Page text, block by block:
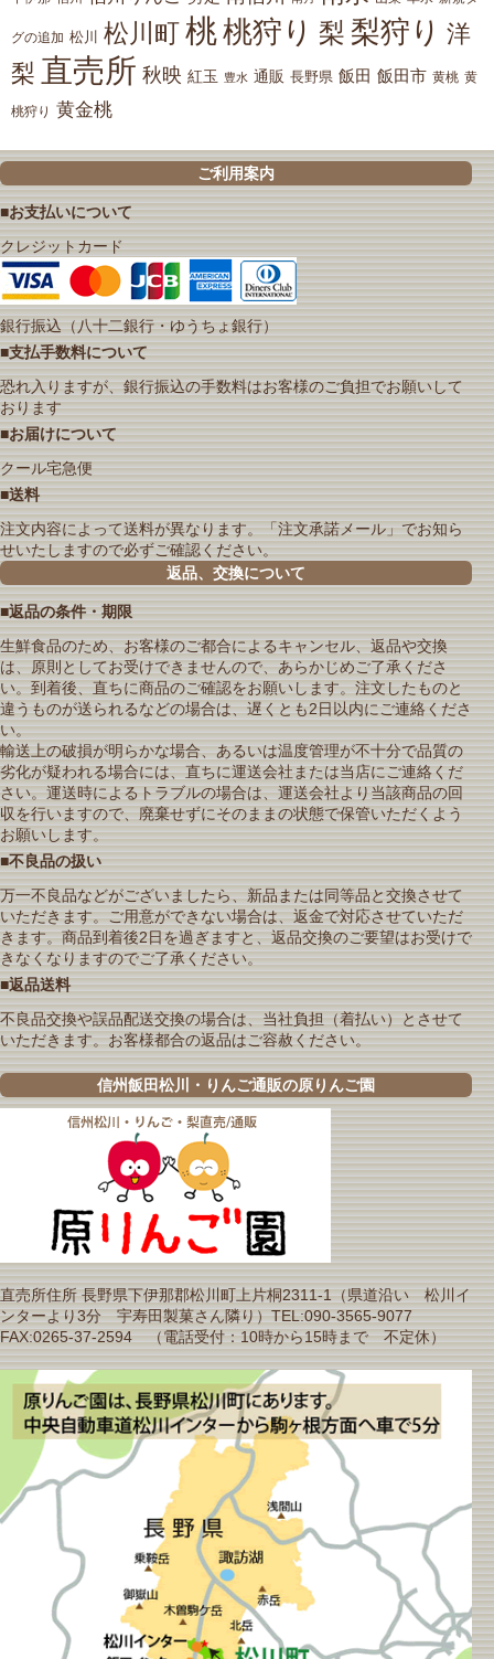
グの追加 松川 松川町 桃桃狩り 梨 梨狩り 洋
梨 直売所 秋映 紅玉 豊水 通販 長野県 飯田 飯田市 黄桃 黄
桃狩り 黄金桃
ご利用案内
■お支払いについて
クレジットカード
銀行振込（八十二銀行・ゆうちょ銀行）
■支払手数料について
恐れ入りますが、銀行振込の手数料はお客様のご負担でお願いして
おります
■お届けについて
クール宅急便
■送料
注文内容によって送料が異なります。「注文承諾メール」でお知ら
せいたしますので必ずご確認ください。
返品、交換について
■返品の条件・期限
生鮮食品のため、お客様のご都合によるキャンセル、返品や交換
は、原則としてお受けできませんので、あらかじめご了承くださ
い。到着後、直ちに商品のご確認をお願いします。注文したものと
違うものが送られるなどの場合は、遅くとも2日以内にご連絡くださ
い。
輸送上の破損が明らかな場合、あるいは温度管理が不十分で品質の
劣化が疑われる場合には、直ちに運送会社または当店にご連絡くだ
さい。運送時によるトラブルの場合は、運送会社より当該商品の回
収を行いますので、廃棄せずにそのままの状態で保管いただくよう
お願いします。
■不良品の扱い
万一不良品などがございましたら、新品または同等品と交換させて
いただきます。ご用意ができない場合は、返金で対応させていただ
きます。商品到着後2日を過ぎますと、返品交換のご要望はお受けで
きなくなりますのでご了承ください。
■返品送料
不良品交換や誤品配送交換の場合は、当社負担（着払い）とさせて
いただきます。お客様都合の返品はご容赦ください。
信州飯田松川・りんご通販の原りんご園
直売所住所 長野県下伊那郡松川町上片桐2311-1（県道沿い 松川イ
ンターより3分 宇寿田製菓さん隣り）TEL:090-3565-9077
FAX:0265-37-2594 （電話受付：10時から15時まで 不定休）